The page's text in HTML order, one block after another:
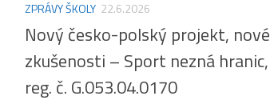
ZPRÁVY ŠKOLY 22.6.2026
Nový česko-polský projekt, nové
zkušenosti – Sport nezná hranic,
reg. č. G.053.04.0170